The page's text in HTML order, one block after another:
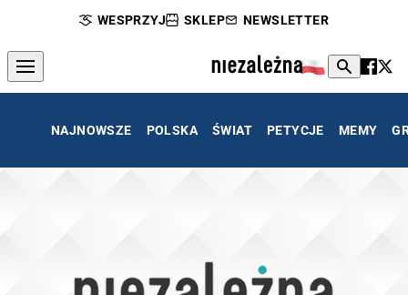
WESPRZYJ SKLEP NEWSLETTER
NAJNOWSZE POLSKA ŚWIAT PETYCJE MEMY